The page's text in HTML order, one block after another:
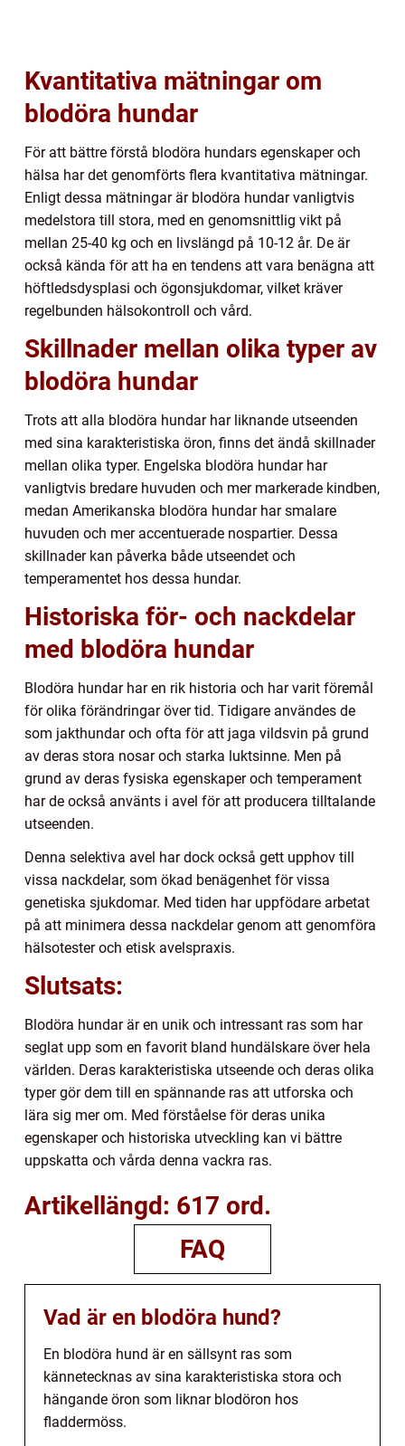
Kvantitativa mätningar om
blodöra hundar
För att bättre förstå blodöra hundars egenskaper och
hälsa har det genomförts flera kvantitativa mätningar.
Enligt dessa mätningar är blodöra hundar vanligtvis
medelstora till stora, med en genomsnittlig vikt på
mellan 25-40 kg och en livslängd på 10-12 år. De är
också kända för att ha en tendens att vara benägna att
höftledsdysplasi och ögonsjukdomar, vilket kräver
regelbunden hälsokontroll och vård.
Skillnader mellan olika typer av
blodöra hundar
Trots att alla blodöra hundar har liknande utseenden
med sina karakteristiska öron, finns det ändå skillnader
mellan olika typer. Engelska blodöra hundar har
vanligtvis bredare huvuden och mer markerade kindben,
medan Amerikanska blodöra hundar har smalare
huvuden och mer accentuerade nospartier. Dessa
skillnader kan påverka både utseendet och
temperamentet hos dessa hundar.
Historiska för- och nackdelar
med blodöra hundar
Blodöra hundar har en rik historia och har varit föremål
för olika förändringar över tid. Tidigare användes de
som jakthundar och ofta för att jaga vildsvin på grund
av deras stora nosar och starka luktsinne. Men på
grund av deras fysiska egenskaper och temperament
har de också använts i avel för att producera tilltalande
utseenden.
Denna selektiva avel har dock också gett upphov till
vissa nackdelar, som ökad benägenhet för vissa
genetiska sjukdomar. Med tiden har uppfödare arbetat
på att minimera dessa nackdelar genom att genomföra
hälsotester och etisk avelspraxis.
Slutsats:
Blodöra hundar är en unik och intressant ras som har
seglat upp som en favorit bland hundälskare över hela
världen. Deras karakteristiska utseende och deras olika
typer gör dem till en spännande ras att utforska och
lära sig mer om. Med förståelse för deras unika
egenskaper och historiska utveckling kan vi bättre
uppskatta och vårda denna vackra ras.
Artikellängd: 617 ord.
FAQ
Vad är en blodöra hund?
En blodöra hund är en sällsynt ras som
kännetecknas av sina karakteristiska stora och
hängande öron som liknar blodöron hos
fladdermöss.